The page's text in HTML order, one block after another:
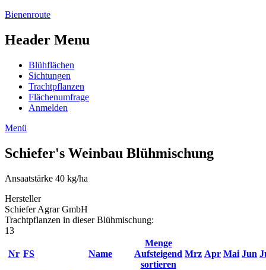
Bienenroute
Header Menu
Blühflächen
Sichtungen
Trachtpflanzen
Flächenumfrage
Anmelden
Menü
Schiefer's Weinbau Blühmischung
Ansaatstärke 40 kg/ha
Hersteller
Schiefer Agrar GmbH
Trachtpflanzen in dieser Blühmischung:
13
Nr FS Name
Menge
Aufsteigend
sortieren
Mrz Apr Mai Jun